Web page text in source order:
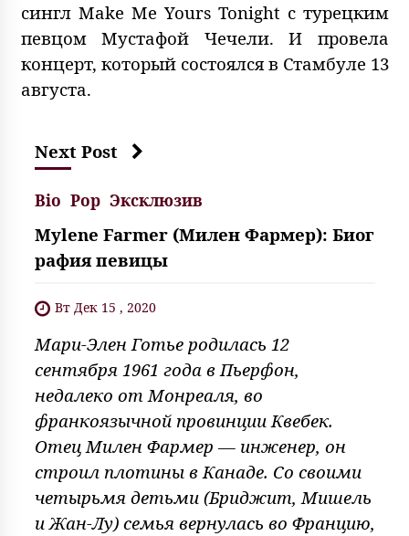
сингл Make Me Yours Tonight с турецким
певцом Мустафой Чечели. И провела
концерт, который состоялся в Стамбуле 13
августа.
Next Post
Bio Pop Эксклюзив
Mylene Farmer (Милен Фармер): Биог
рафия певицы
Вт Дек 15 , 2020
Мари-Элен Готье родилась 12
сентября 1961 года в Пьерфон,
недалеко от Монреаля, во
франкоязычной провинции Квебек.
Отец Милен Фармер — инженер, он
строил плотины в Канаде. Со своими
четырьмя детьми (Бриджит, Мишель
и Жан-Лу) семья вернулась во Францию,